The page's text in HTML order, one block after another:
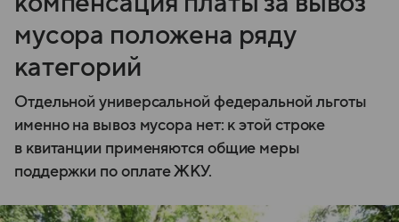
мусора положена ряду
категорий
Отдельной универсальной федеральной льготы
именно на вывоз мусора нет: к этой строке
в квитанции применяются общие меры
поддержки по оплате ЖКУ.